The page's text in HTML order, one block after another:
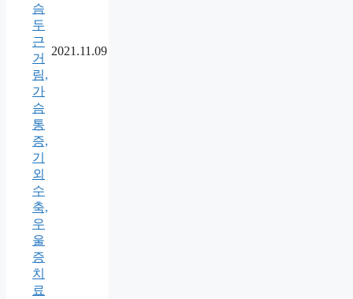
슴
두
근
거
림,
가
슴
통
증,
기
외
수
축,
우
울
증
치
료
2021.11.09